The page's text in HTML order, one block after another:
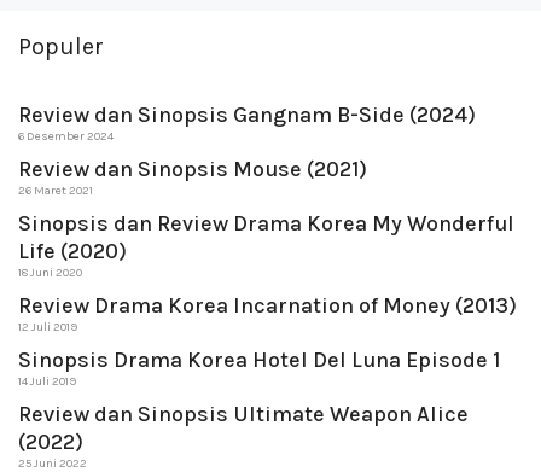
Populer
Review dan Sinopsis Gangnam B-Side (2024)
6 Desember 2024
Review dan Sinopsis Mouse (2021)
26 Maret 2021
Sinopsis dan Review Drama Korea My Wonderful
Life (2020)
18 Juni 2020
Review Drama Korea Incarnation of Money (2013)
12 Juli 2019
Sinopsis Drama Korea Hotel Del Luna Episode 1
14 Juli 2019
Review dan Sinopsis Ultimate Weapon Alice
(2022)
25 Juni 2022